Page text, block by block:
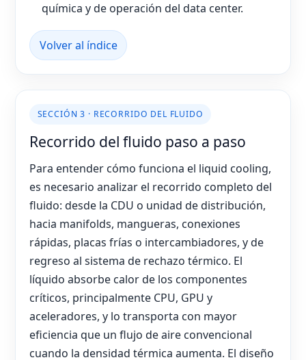
química y de operación del data center.
Volver al índice
SECCIÓN 3 · RECORRIDO DEL FLUIDO
Recorrido del fluido paso a paso
Para entender cómo funciona el liquid cooling,
es necesario analizar el recorrido completo del
fluido: desde la CDU o unidad de distribución,
hacia manifolds, mangueras, conexiones
rápidas, placas frías o intercambiadores, y de
regreso al sistema de rechazo térmico. El
líquido absorbe calor de los componentes
críticos, principalmente CPU, GPU y
aceleradores, y lo transporta con mayor
eficiencia que un flujo de aire convencional
cuando la densidad térmica aumenta. El diseño